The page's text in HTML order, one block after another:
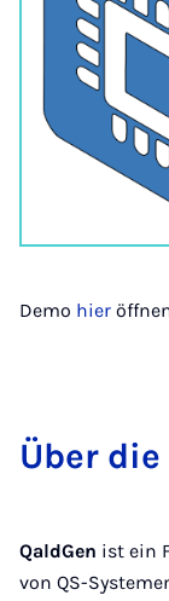
Demo hier
Über die
QaldGen ist ein
von QS-